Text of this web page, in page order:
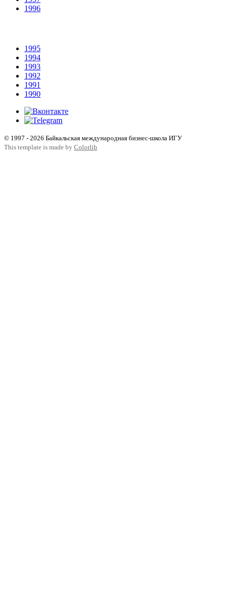
1996
1995
1994
1993
1992
1991
1990
© 1997 - 2026 Байкальская международная бизнес-школа ИГУ
This template is made by Colorlib